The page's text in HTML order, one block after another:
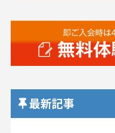
最新記事